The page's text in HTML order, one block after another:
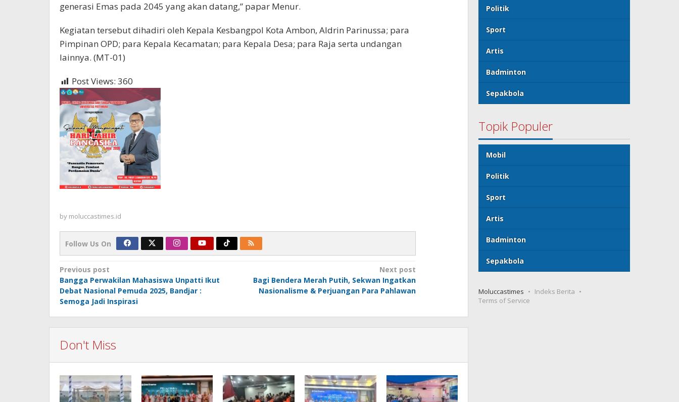
generasi Emas pada 2045 yang akan datang,” papar Menur.
Kegiatan tersebut dihadiri oleh Kepala Kesbangpol Kota Ambon, Aldrin Parinussa; para
Pimpinan OPD; para Kepala Kecamatan; para Kepala Desa; para Raja serta undangan
lainnya. (MT-01)
Post Views: 360
by moluccastimes.id
Follow Us On
Post
navigation
Previous post
Bangga Perwakilan Mahasiswa Unpatti Ikut
Debat Nasional Pemuda 2025, Bandjar :
Semoga Jadi Inspirasi
Next post
Bagi Bendera Merah Putih, Sekwan Ingatkan
Nasionalisme & Perjuangan Para Pahlawan
Don't Miss
Politik
Sport
Artis
Badminton
Sepakbola
Topik Populer
Mobil
Politik
Sport
Artis
Badminton
Sepakbola
Moluccastimes
Indeks Berita
Terms of Service